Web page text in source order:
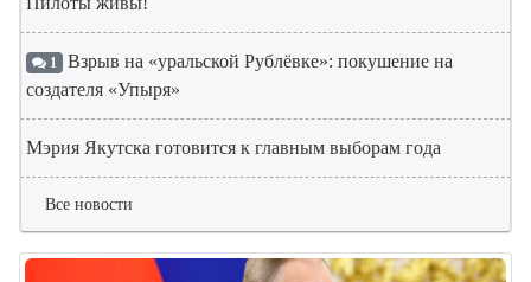
1 Взрыв на «уральской Рублёвке»: покушение на
создателя «Упыря»
Мэрия Якутска готовится к главным выборам года
Все новости